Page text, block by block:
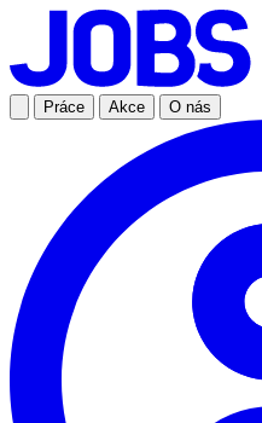
Práce Akce O nás